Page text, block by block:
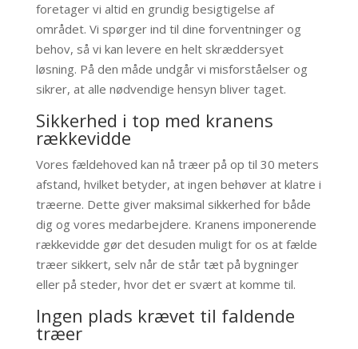
foretager vi altid en grundig besigtigelse af
området. Vi spørger ind til dine forventninger og
behov, så vi kan levere en helt skræddersyet
løsning. På den måde undgår vi misforståelser og
sikrer, at alle nødvendige hensyn bliver taget.
Sikkerhed i top med kranens
rækkevidde
Vores fældehoved kan nå træer på op til 30 meters
afstand, hvilket betyder, at ingen behøver at klatre i
træerne. Dette giver maksimal sikkerhed for både
dig og vores medarbejdere. Kranens imponerende
rækkevidde gør det desuden muligt for os at fælde
træer sikkert, selv når de står tæt på bygninger
eller på steder, hvor det er svært at komme til.
Ingen plads krævet til faldende
træer